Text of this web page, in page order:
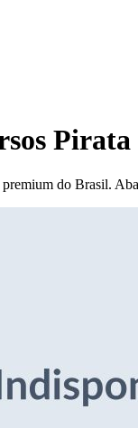
Pirata
do Brasil.